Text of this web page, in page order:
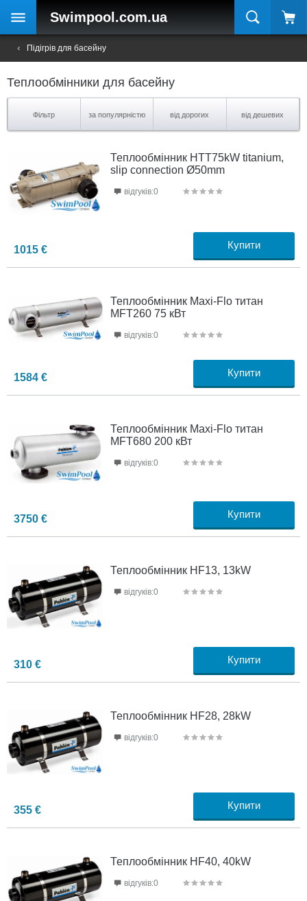
Swimpool .com.ua
Підігрів для басейну
Теплообмінники для басейну
Фільтр за популярністю від дорогих від дешевих
Теплообмінник HTT75kW titanium,
slip connection Ø50mm
1015 € Купити
відгуків:0
Теплообмінник Maxi-Flo титан
MFT260 75 кВт
1584 € Купити
відгуків:0
Теплообмінник Maxi-Flo титан
MFT680 200 кВт
3750 € Купити
відгуків:0
Теплообмінник HF13, 13kW
310 € Купити
відгуків:0
Теплообмінник HF28, 28kW
355 € Купити
відгуків:0
Теплообмінник HF40, 40kW
відгуків:0